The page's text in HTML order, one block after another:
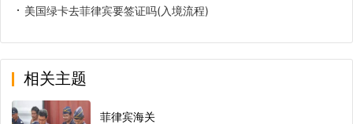
美国绿卡去菲律宾要签证吗(入境流程)
相关主题
菲律宾海关